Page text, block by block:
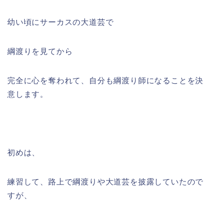
幼い頃にサーカスの大道芸で
綱渡りを見てから
完全に心を奪われて、自分も綱渡り師になることを決
意します。
初めは、
練習して、路上で綱渡りや大道芸を披露していたので
すが、